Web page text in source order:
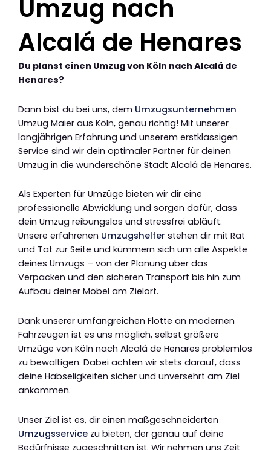
Umzug nach
Alcalá de Henares
Du planst einen Umzug von Köln nach Alcalá de
Henares?
Dann bist du bei uns, dem Umzugsunternehmen
Umzug Maier aus Köln, genau richtig! Mit unserer
langjährigen Erfahrung und unserem erstklassigen
Service sind wir dein optimaler Partner für deinen
Umzug in die wunderschöne Stadt Alcalá de Henares.
Als Experten für Umzüge bieten wir dir eine
professionelle Abwicklung und sorgen dafür, dass
dein Umzug reibungslos und stressfrei abläuft.
Unsere erfahrenen Umzugshelfer stehen dir mit Rat
und Tat zur Seite und kümmern sich um alle Aspekte
deines Umzugs – von der Planung über das
Verpacken und den sicheren Transport bis hin zum
Aufbau deiner Möbel am Zielort.
Dank unserer umfangreichen Flotte an modernen
Fahrzeugen ist es uns möglich, selbst größere
Umzüge von Köln nach Alcalá de Henares problemlos
zu bewältigen. Dabei achten wir stets darauf, dass
deine Habseligkeiten sicher und unversehrt am Ziel
ankommen.
Unser Ziel ist es, dir einen maßgeschneiderten
Umzugsservice zu bieten, der genau auf deine
Bedürfnisse zugeschnitten ist. Wir nehmen uns Zeit